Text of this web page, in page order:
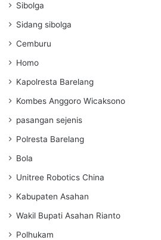
Sibolga
Sidang sibolga
Cemburu
Homo
Kapolresta Barelang
Kombes Anggoro Wicaksono
pasangan sejenis
Polresta Barelang
Bola
Unitree Robotics China
Kabupaten Asahan
Wakil Bupati Asahan Rianto
Polhukam